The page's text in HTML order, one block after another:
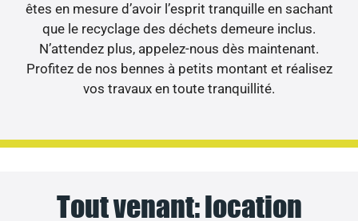
êtes en mesure d’avoir l’esprit tranquille en sachant
que le recyclage des déchets demeure inclus.
N’attendez plus, appelez-nous dès maintenant.
Profitez de nos bennes à petits montant et réalisez
vos travaux en toute tranquillité.
Tout venant: location